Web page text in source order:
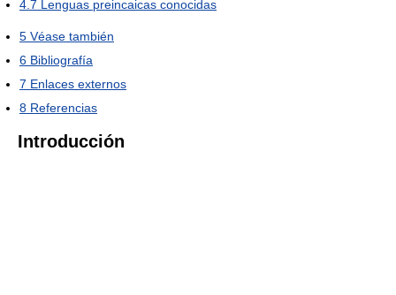
4.7 Lenguas preincaicas conocidas
5 Véase también
6 Bibliografía
7 Enlaces externos
8 Referencias
Introducción